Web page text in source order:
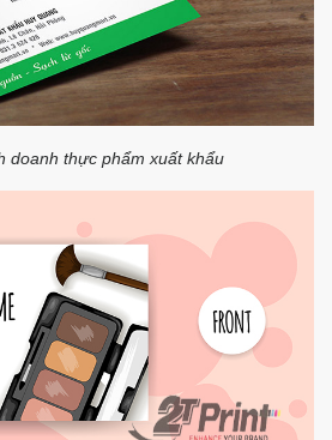
doanh thực phẩm xuất khẩu